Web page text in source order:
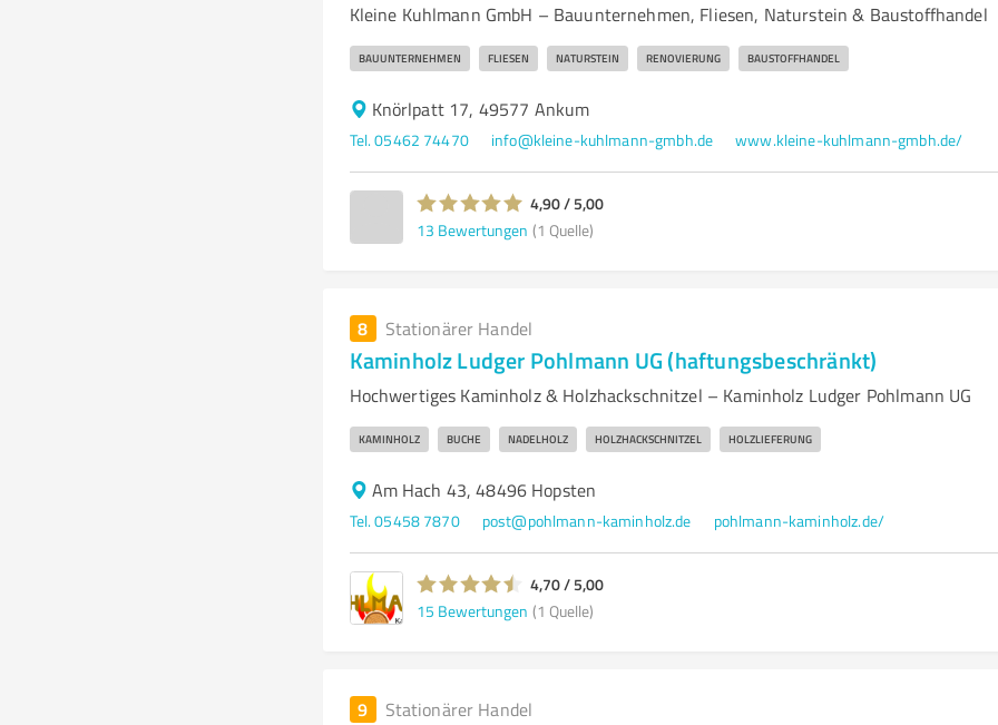
Kleine Kuhlmann GmbH – Bauunternehmen, Fliesen, Naturstein & Baustoffhandel
BAUUNTERNEHMEN FLIESEN NATURSTEIN RENOVIERUNG BAUSTOFFHANDEL
Knörlpatt 17, 49577 Ankum
Tel. 05462 74470 info@kleine-kuhlmann-gmbh.de www.kleine-kuhlmann-gmbh.de/
4,90 / 5,00
13 Bewertungen (1 Quelle)
8 Stationärer Handel
Kaminholz Ludger Pohlmann UG (haftungsbeschränkt)
Hochwertiges Kaminholz & Holzhackschnitzel – Kaminholz Ludger Pohlmann UG
KAMINHOLZ BUCHE NADELHOLZ HOLZHACKSCHNITZEL HOLZLIEFERUNG
Am Hach 43, 48496 Hopsten
Tel. 05458 7870 post@pohlmann-kaminholz.de pohlmann-kaminholz.de/
4,70 / 5,00
15 Bewertungen (1 Quelle)
9 Stationärer Handel